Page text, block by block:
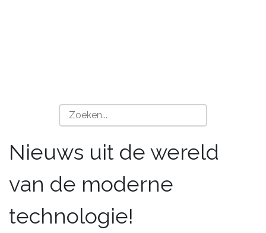
Nieuws uit de wereld
van de moderne
technologie!